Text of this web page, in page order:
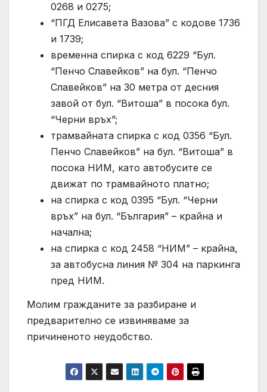
0268 и 0275;
“ПГД Елисавета Вазова” с кодове 1736
и 1739;
временна спирка с код 6229 “Бул.
“Пенчо Славейков” на бул. “Пенчо
Славейков” на 30 метра от десния
завой от бул. “Витоша” в посока бул.
“Черни връх”;
трамвайната спирка с код 0356 “Бул.
Пенчо Славейков” на бул. “Витоша” в
посока НИМ, като автобусите се
движат по трамвайното платно;
на спирка с код 0395 “Бул. “Черни
връх” на бул. “България” – крайна и
начална;
на спирка с код 2458 “НИМ” – крайна,
за автобусна линия № 304 на паркинга
пред НИМ.
Молим гражданите за разбиране и
предварително се извиняваме за
причиненото неудобство.